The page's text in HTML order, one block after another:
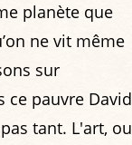
planète que
ne vit même
sur
ce pauvre David
tant. L'art, ou